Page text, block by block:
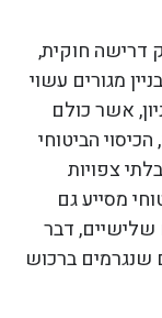
דרישה חוקית,
מגורים עשוי
אשר כולם
הביטוחי
צפויות
מסייע גם
דבר
שנגרמים ברכוש